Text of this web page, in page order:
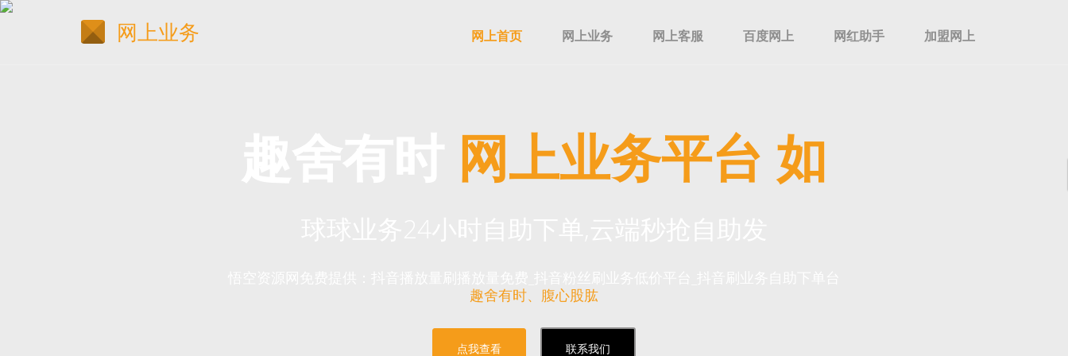
网上业务 网上首页 网上业务 网上客服 百度网上 网红助手 加盟网上
网上业务平台 如
趣舍有时、腹心股肱
点我查看 联系我们